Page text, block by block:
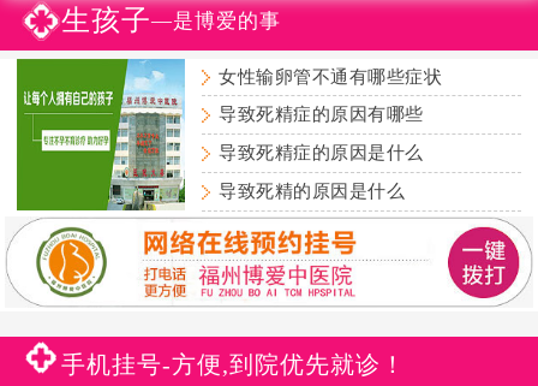
生孩子—是博爱的事
女性输卵管不通有哪些症状
导致死精症的原因有哪些
导致死精症的原因是什么
导致死精的原因是什么
手机挂号-方便,到院优先就诊！